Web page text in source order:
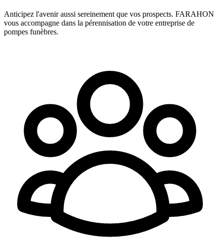
Anticipez l'avenir aussi sereinement que vos prospects. FARAHON
vous accompagne dans la pérennisation de votre entreprise de
pompes funèbres.